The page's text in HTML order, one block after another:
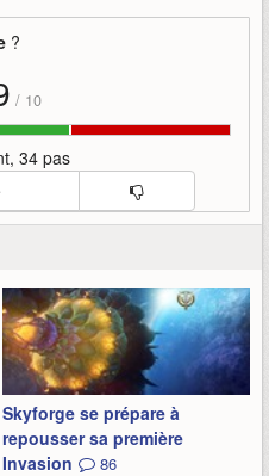
?
/ 10
34 pas
Skyforge se prépare à
repousser sa première
Invasion
86